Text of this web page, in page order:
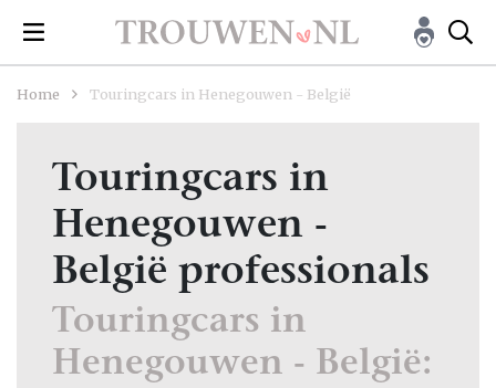
Home Touringcars in Henegouwen - België
Touringcars in
Henegouwen -
België professionals
Touringcars in
Henegouwen - België: